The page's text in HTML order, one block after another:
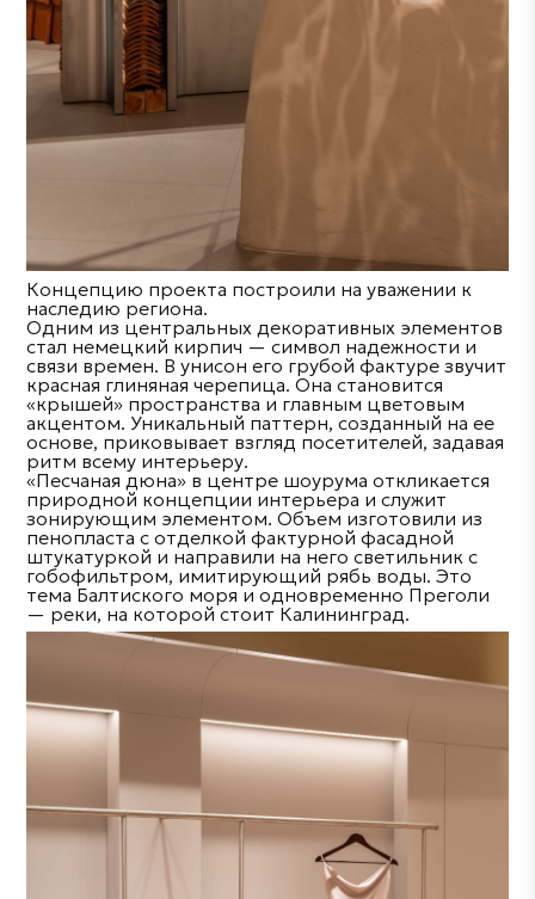
Концепцию проекта построили на уважении к
наследию региона.
Одним из центральных декоративных элементов
стал немецкий кирпич — символ надежности и
связи времен. В унисон его грубой фактуре звучит
красная глиняная черепица. Она становится
«крышей» пространства и главным цветовым
акцентом. Уникальный паттерн, созданный на ее
основе, приковывает взгляд посетителей, задавая
ритм всему интерьеру.
«Песчаная дюна» в центре шоурума откликается
природной концепции интерьера и служит
зонирующим элементом. Объем изготовили из
пенопласта с отделкой фактурной фасадной
штукатуркой и направили на него светильник с
гобофильтром, имитирующий рябь воды. Это
тема Балтиского моря и одновременно Преголи
— реки, на которой стоит Калининград.